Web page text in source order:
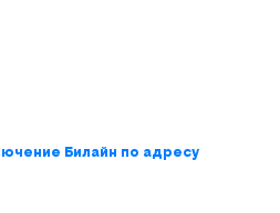
Билайн по адресу